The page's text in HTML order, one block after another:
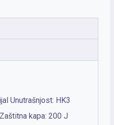
Unutrašnjost: HK3
kapa: 200 J